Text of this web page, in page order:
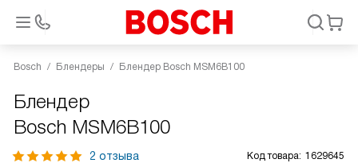
Bosch Блендеры Блендер Bosch MSM6B100
Блендер
Bosch MSM6B100
2 отзыва Код товара: 1629645